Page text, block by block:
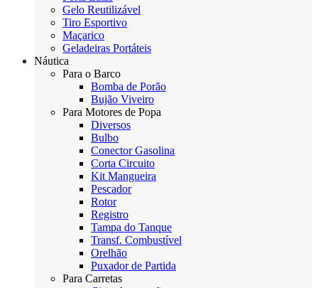
Gelo Reutilizável
Tiro Esportivo
Maçarico
Geladeiras Portáteis
Náutica
Para o Barco
Bomba de Porão
Bujão Viveiro
Para Motores de Popa
Diversos
Bulbo
Conector Gasolina
Corta Circuito
Kit Mangueira
Pescador
Rotor
Registro
Tampa do Tanque
Transf. Combustível
Orelhão
Puxador de Partida
Para Carretas